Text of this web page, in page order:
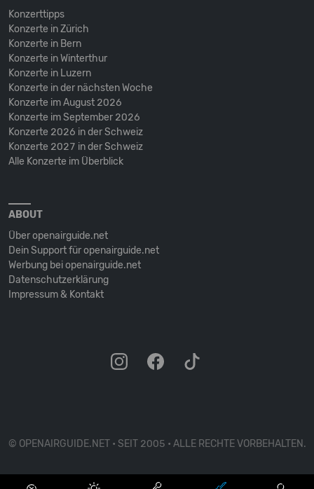
Konzerttipps
Konzerte in Zürich
Konzerte in Bern
Konzerte in Winterthur
Konzerte in Luzern
Konzerte in der nächsten Woche
Konzerte im August 2026
Konzerte im September 2026
Konzerte 2026 in der Schweiz
Konzerte 2027 in der Schweiz
Alle Konzerte im Überblick
ABOUT
Über openairguide.net
Dein Support für openairguide.net
Werbung bei openairguide.net
Datenschutz­erklärung
Impressum & Kontakt
© OPENAIRGUIDE.NET • SEIT 2005 • ALLE RECHTE VORBEHALTEN.